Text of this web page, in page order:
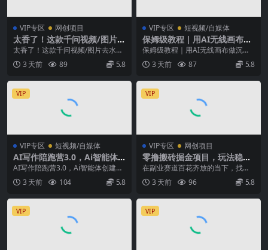
VIP专区 网创项目
太香了！这款千问视频/图片去
水印神器，一键搞定烦人水
印，本地完全免费，浏览器拓
展插件
太香了！这款千问视频/图片去水印
神器，一键搞定烦人水印，本地完
全免费，浏览器拓展...
3 天前 89 5.8
VIP专区 短视频/自媒体
保姆级教程｜用AI无线画布做
沉浸式吃播，3步直接出片，
无线画布工作流，操作简单好
上手
保姆级教程｜用AI无线画布做沉浸
式吃播，3步直接出片，无线画布工
作流，操作简单好...
3 天前 87 5.8
VIP
VIP专区 短视频/自媒体
AI写作陪跑营3.0，Ai智能体
创建写作skill(workbuddy)
+人工手写模式(手搓模式)，去
除AI痕迹(头条号、公众号、百
AI写作陪跑营3.0，Ai智能体创建写
作skill（workbuddy）+人工手...
3 天前 104 5.8
VIP
VIP专区 网创项目
零撸搬砖掘金项目，玩法稳定
普通人可落地的长期副业，月
在副业赛道百花齐放的当下，找一
个操作简单、流量稳定、能长期变
现的项目，成了多数想...
3 天前 96 5.8
VIP VIP